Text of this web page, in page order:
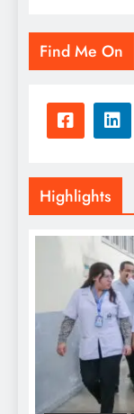
Find Me On
Highlights